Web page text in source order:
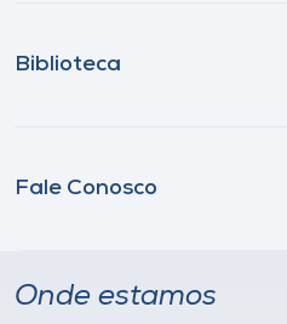
Biblioteca
Fale Conosco
Onde estamos